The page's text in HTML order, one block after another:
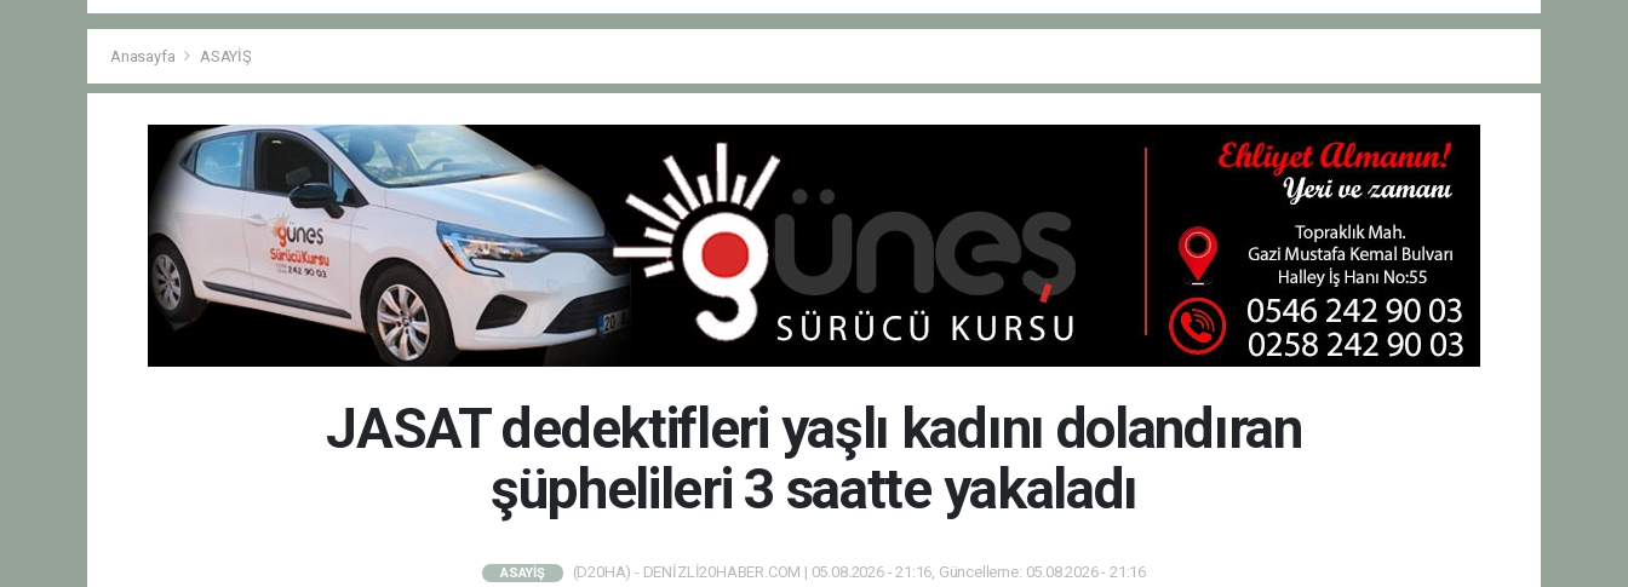
Anasayfa ASAYİŞ
JASAT dedektifleri yaşlı kadını dolandıran
şüphelileri 3 saatte yakaladı
ASAYİŞ (D20HA) - DENİZLİ20HABER.COM | 05.08.2026 - 21:16, Güncelleme: 05.08.2026 - 21:16